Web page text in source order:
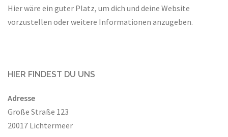
Hier wäre ein guter Platz, um dich und deine Website
vorzustellen oder weitere Informationen anzugeben.
HIER FINDEST DU UNS
Adresse
Große Straße 123
20017 Lichtermeer